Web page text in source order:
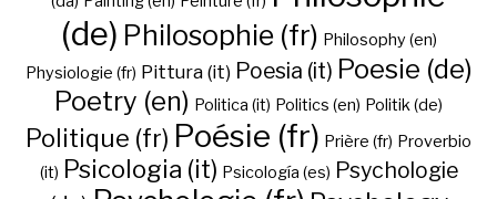
(de) Philosophie (fr) Philosophy (en)
Physiologie (fr) Pittura (it) Poesia (it) Poesie (de)
Poetry (en) Politica (it) Politics (en) Politik (de)
Politique (fr) Poésie (fr) Prière (fr) Proverbio
(it) Psicologia (it) Psicología (es) Psychologie